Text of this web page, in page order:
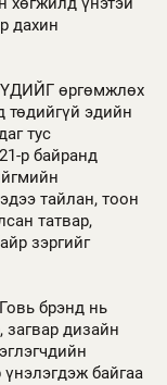
дахин
өргөмжлөх
төдийгүй эдийн
тус
р байранд
тайлан, тоон
татвар,
зэргийг
брэнд нь
загвар дизайн
байгаа